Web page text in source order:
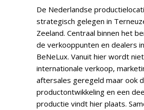
De Nederlandse
strategisch gelegen in
Zeeland. Centraal binnen het
de verkooppunten en dealers
BeNeLux. Vanuit hier wordt
internationale verkoop,
aftersales geregeld maar ook
productontwikkeling en een
productie vindt hier plaats.